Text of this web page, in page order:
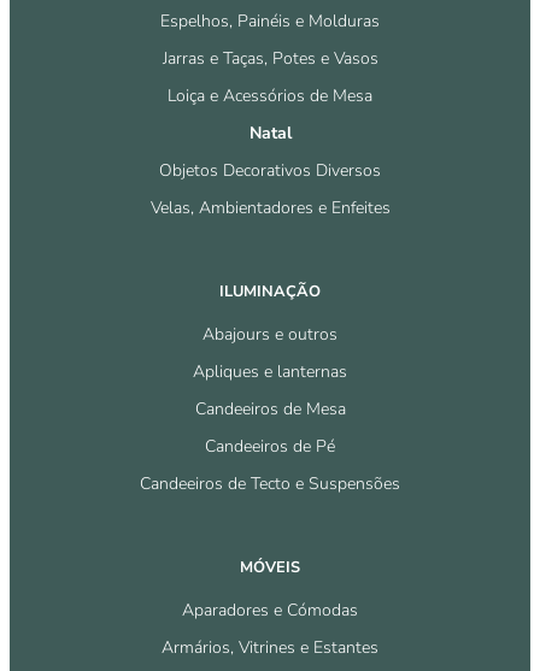
Espelhos, Painéis e Molduras
Jarras e Taças, Potes e Vasos
Loiça e Acessórios de Mesa
Natal
Objetos Decorativos Diversos
Velas, Ambientadores e Enfeites
ILUMINAÇÃO
Abajours e outros
Apliques e lanternas
Candeeiros de Mesa
Candeeiros de Pé
Candeeiros de Tecto e Suspensões
MÓVEIS
Aparadores e Cómodas
Armários, Vitrines e Estantes